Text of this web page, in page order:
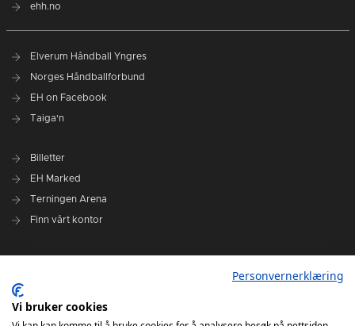
ehh.no
Elverum Håndball Yngres
Norges Håndballforbund
EH on Facebook
Taiga'n
Billetter
EH Marked
Terningen Arena
Finn vårt kontor
Administrasjonen i Elverum Håndball
Styre og utvalg
Personvernerklæring
Vi bruker cookies